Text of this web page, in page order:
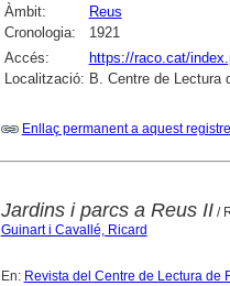
Àmbit:
Reus
Cronologia:
1921
Accés:
https://raco.cat/
Localització: B. Centre de Lectura
Enllaç permanent a aquest registre
Jardins i parcs a Reus II/
Guinart i Cavallé, Ricard
En: Revista del Centre de Lectura de